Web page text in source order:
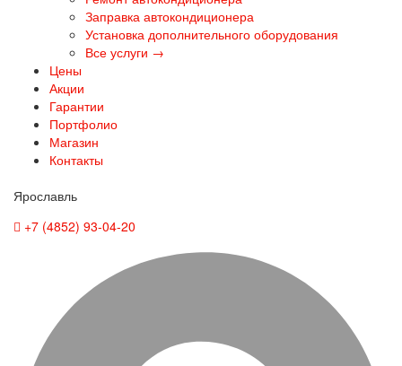
Заправка автокондиционера
Установка дополнительного оборудования
Все услуги →
Цены
Акции
Гарантии
Портфолио
Магазин
Контакты
Ярославль
+7 (4852) 93-04-20